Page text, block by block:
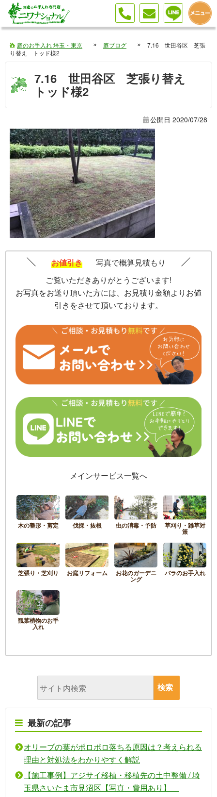
庭のお手入れ 埼玉・東京 庭ブログ
7.16 世田谷区 芝張
り替え トッド様2
7.16 世田谷区 芝張り替え
トッド様2
公開日 2020/07/28
お値引き
写真で概算見積もり
ご覧いただきありがとうございます!
お写真をお送り頂いた方には、お見積り金額よりお値
引きをさせて頂いております。
メインサービス一覧へ
木の整形・剪定 伐採・抜根 虫の消毒・予防 草刈り・雑草対
策
芝張り・芝刈り お庭リフォーム お花のガーデニ
ング
バラのお手入れ
観葉植物のお手
入れ
最新の記事
オリーブの葉がポロポロ落ちる原因は？考えられる
理由と対処法をわかりやすく解説
【施工事例】アジサイ移植・移植先の土中整備 / 埼
玉県さいたま市見沼区【写真・費用あり】